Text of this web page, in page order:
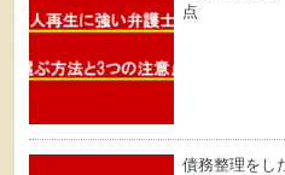
点
債務整理をし